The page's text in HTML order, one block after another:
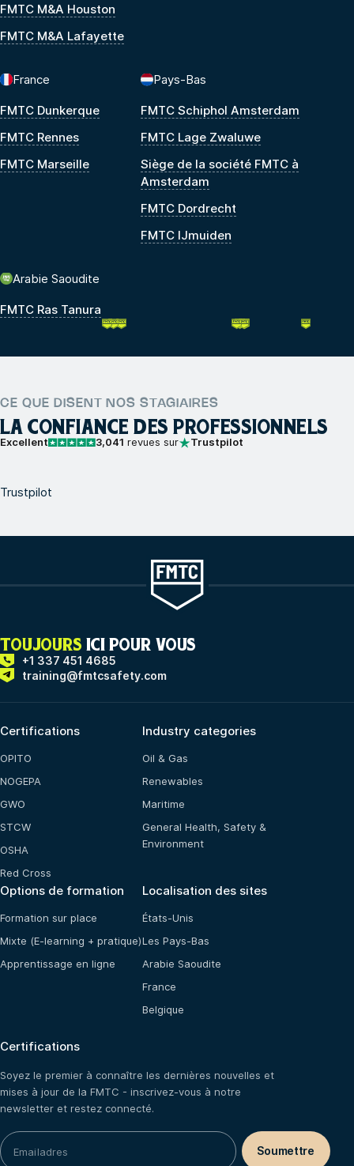
FMTC M&A Houston
FMTC M&A Lafayette
France
FMTC Dunkerque
FMTC Rennes
FMTC Marseille
Pays-Bas
FMTC Schiphol Amsterdam
FMTC Lage Zwaluwe
Siège de la société FMTC à
Amsterdam
FMTC Dordrecht
FMTC IJmuiden
Arabie Saoudite
FMTC Ras Tanura
CE QUE DISENT NOS STAGIAIRES
LA CONFIANCE DES PROFESSIONNELS
Excellent 3,041 revues sur Trustpilot
Trustpilot
TOUJOURS ICI POUR VOUS
+1 337 451 4685
training@fmtcsafety.com
Certifications
OPITO
NOGEPA
GWO
STCW
OSHA
Red Cross
Industry categories
Oil & Gas
Renewables
Maritime
General Health, Safety &
Environment
Options de formation
Formation sur place
Mixte (E-learning + pratique)
Apprentissage en ligne
Localisation des sites
États-Unis
Les Pays-Bas
Arabie Saoudite
France
Belgique
Certifications
Soyez le premier à connaître les dernières nouvelles et
mises à jour de la FMTC - inscrivez-vous à notre
newsletter et restez connecté.